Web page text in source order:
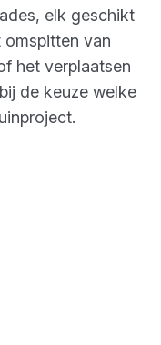
elk geschikt
van
het verplaatsen
de keuze welke